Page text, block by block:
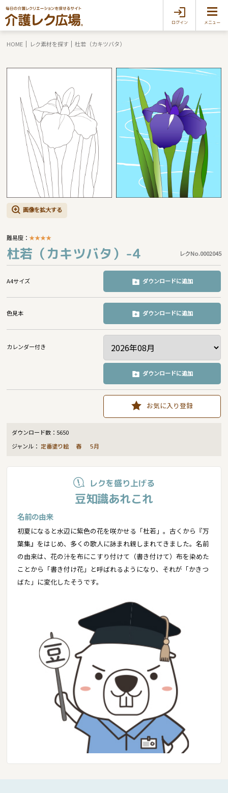
ログイン メニュー
HOME レク素材を探す 杜若（カキツバタ）
画像を拡大する
難易度：★★★★
杜若（カキツバタ）-4 レクNo.0002045
A4サイズ ダウンロードに追加
色見本 ダウンロードに追加
カレンダー付き
ダウンロードに追加
お気に入り登録
ダウンロード数： 5650
ジャンル： 定番塗り絵 春 5月
レクを盛り上げる
豆知識あれこれ
名前の由来
初夏になると水辺に紫色の花を咲かせる「杜若」。古くから『万
葉集』をはじめ、多くの歌人に詠まれ親しまれてきました。名前
の由来は、花の汁を布にこすり付けて（書き付けて）布を染めた
ことから「書き付け花」と呼ばれるようになり、それが「かきつ
ばた」に変化したそうです。